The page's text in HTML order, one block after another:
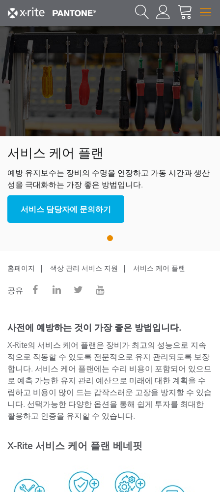
서비스 케어 플랜
예방 유지보수는 장비의 수명을 연장하고 가동 시간과 생산
성을 극대화하는 가장 좋은 방법입니다.
서비스 담당자에 문의하기
1
홈페이지 색상 관리 서비스 지원 서비스 케어 플랜
공유
사전에 예방하는 것이 가장 좋은 방법입니다.
X-Rite의 서비스 케어 플랜은 장비가 최고의 성능으로 지속
적으로 작동할 수 있도록 전문적으로 유지 관리되도록 보장
합니다. 서비스 케어 플랜에는 수리 비용이 포함되어 있으므
로 예측 가능한 유지 관리 예산으로 미래에 대한 계획을 수
립하고 비용이 많이 드는 갑작스러운 고장을 방지할 수 있습
니다. 선택가능한 다양한 옵션을 통해 쉽게 투자를 최대한
활용하고 인증을 유지할 수 있습니다.
X-Rite 서비스 케어 플랜 베네핏